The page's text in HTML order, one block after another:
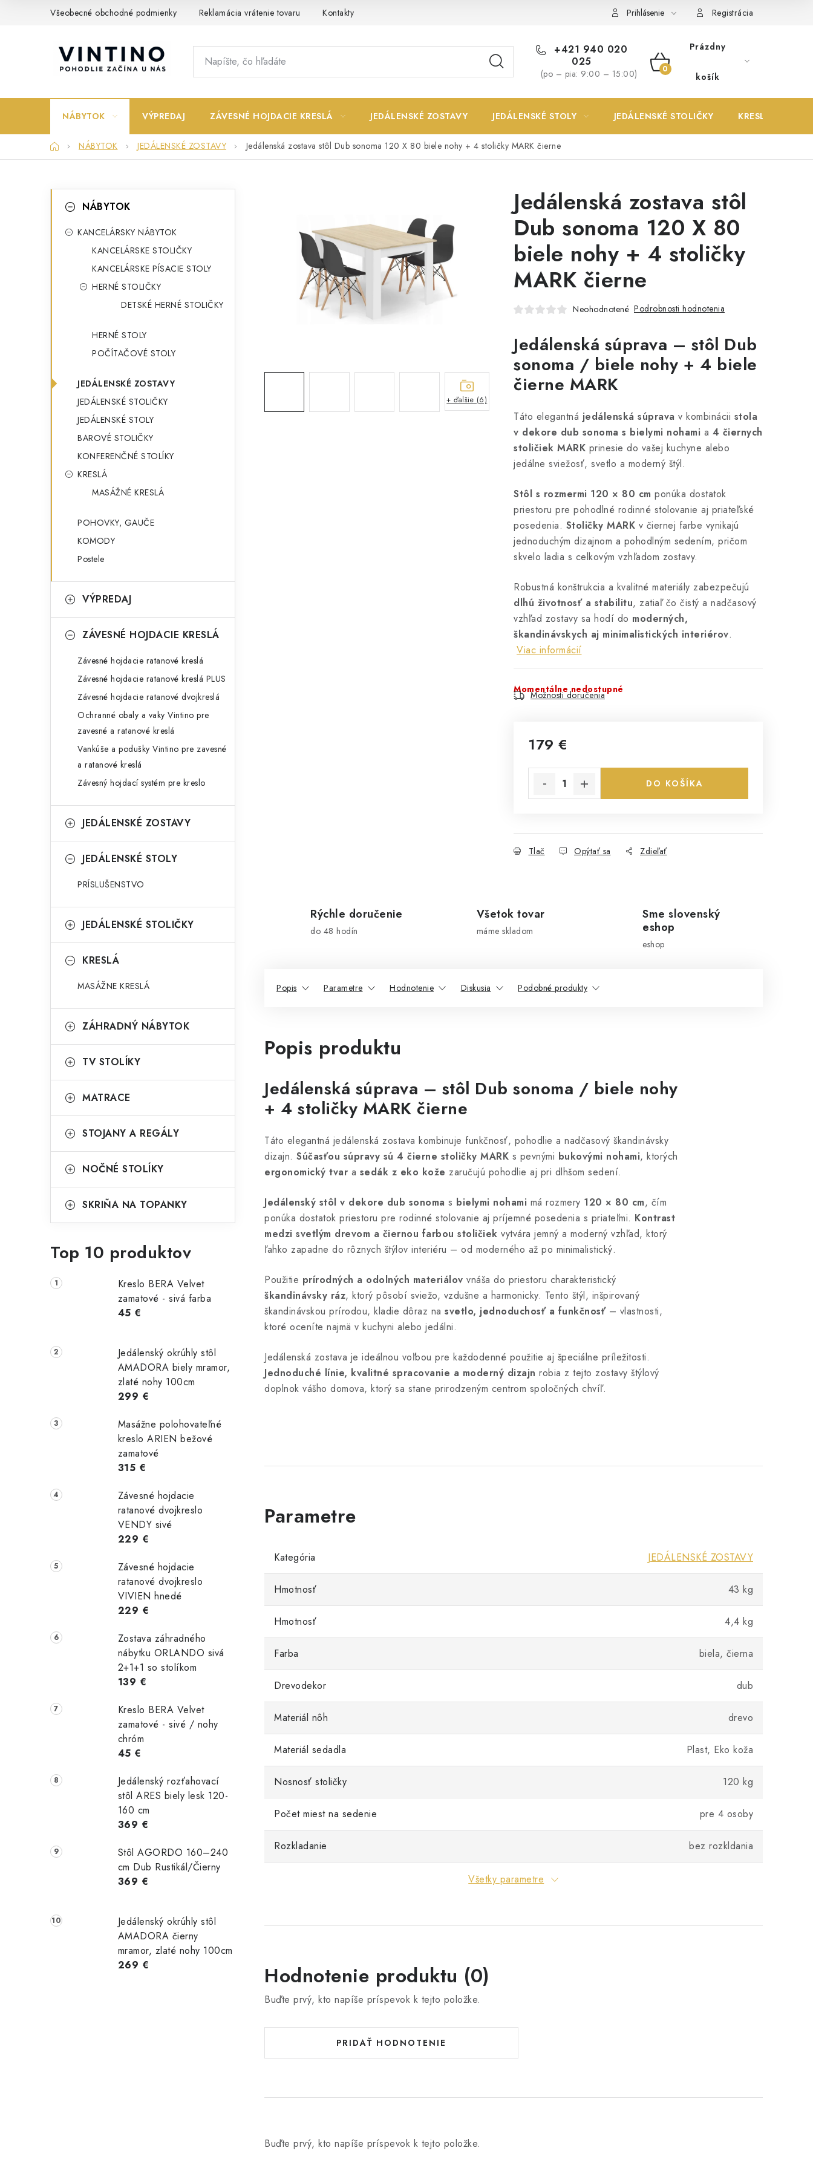
Všeobecné obchodné podmienky Reklamácia vrátenie tovaru Kontakty Prihlásenie Registrácia
+421 940 020
025
(po – pia: 9:00 – 15:00)
NÁKUPNÝ
Prázdny
košík
NÁBYTOK VÝPREDAJ ZÁVESNÉ HOJDACIE KRESLÁ JEDÁLENSKÉ ZOSTAVY JEDÁLENSKÉ STOLY JEDÁLENSKÉ STOLIČKY KRESLÁ
DomovNÁBYTOK JEDÁLENSKÉ ZOSTAVY Jedálenská zostava stôl Dub sonoma 120 X 80 biele nohy + 4 stoličky MARK čierne
e
kategórieNÁBYTOK
KANCELÁRSKY NÁBYTOK
KANCELÁRSKE STOLIČKY
KANCELÁRSKE PÍSACIE STOLY
HERNÉ STOLIČKY
DETSKÉ HERNÉ STOLIČKY
HERNÉ STOLY
POČÍTAČOVÉ STOLY
JEDÁLENSKÉ ZOSTAVY
JEDÁLENSKÉ STOLIČKY
JEDÁLENSKÉ STOLY
BAROVÉ STOLIČKY
KONFERENČNÉ STOLÍKY
KRESLÁ
MASÁŽNÉ KRESLÁ
POHOVKY, GAUČE
KOMODY
Postele
VÝPREDAJ
ZÁVESNÉ HOJDACIE KRESLÁ
Závesné hojdacie ratanové kreslá
Závesné hojdacie ratanové kreslá PLUS
Závesné hojdacie ratanové dvojkreslá
Ochranné obaly a vaky Vintino pre
zavesné a ratanové kreslá
Vankúše a podušky Vintino pre zavesné
a ratanové kreslá
Závesný hojdací systém pre kreslo
JEDÁLENSKÉ ZOSTAVY
JEDÁLENSKÉ STOLY
PRÍSLUŠENSTVO
JEDÁLENSKÉ STOLIČKY
KRESLÁ
MASÁŽNE KRESLÁ
ZÁHRADNÝ NÁBYTOK
TV STOLÍKY
MATRACE
STOJANY A REGÁLY
NOČNÉ STOLÍKY
SKRIŇA NA TOPANKY
Top 10 produktov
Kreslo BERA Velvet
zamatové - sivá farba
45 €
Jedálenský okrúhly stôl
AMADORA biely mramor,
zlaté nohy 100cm
299 €
Masážne polohovateľné
kreslo ARIEN bežové
zamatové
315 €
Závesné hojdacie
ratanové dvojkreslo
VENDY sivé
229 €
Závesné hojdacie
ratanové dvojkreslo
VIVIEN hnedé
229 €
Zostava záhradného
nábytku ORLANDO sivá
2+1+1 so stolíkom
139 €
Kreslo BERA Velvet
zamatové - sivé / nohy
chróm
45 €
Jedálenský rozťahovací
stôl ARES biely lesk 120-
160 cm
369 €
Stôl AGORDO 160–240
cm Dub Rustikál/Čierny
369 €
Jedálenský okrúhly stôl
AMADORA čierny
mramor, zlaté nohy 100cm
269 €
Jedálenská zostava stôl
Dub sonoma 120 X 80
biele nohy + 4 stoličky
MARK čierne
Neohodnotené Podrobnosti hodnotenia
Jedálenská súprava – stôl Dub
sonoma / biele nohy + 4 biele
čierne MARK
Táto elegantná jedálenská súprava v kombinácii stola
v dekore dub sonoma s bielymi nohami a 4 čiernych
stoličiek MARK prinesie do vašej kuchyne alebo
jedálne sviežosť, svetlo a moderný štýl.
Stôl s rozmermi 120 × 80 cm ponúka dostatok
priestoru pre pohodlné rodinné stolovanie aj priateľské
posedenia. Stoličky MARK v čiernej farbe vynikajú
jednoduchým dizajnom a pohodlným sedením, pričom
skvelo ladia s celkovým vzhľadom zostavy.
Robustná konštrukcia a kvalitné materiály zabezpečujú
dlhú životnosť a stabilitu, zatiaľ čo čistý a nadčasový
vzhľad zostavy sa hodí do moderných,
škandinávskych aj minimalistických interiérov.
Viac informácií
Momentálne nedostupné
Možnosti doručenia
179 €
DO KOŠÍKA
Tlač Opýtať sa Zdieľať
+ ďalšie (6)
Rýchle doručenie
do 48 hodín
Všetok tovar
máme skladom
Sme slovenský
eshop
eshop
Popis Parametre Hodnotenie Diskusia Podobné produkty
Popis produktu
Jedálenská súprava – stôl Dub sonoma / biele nohy
+ 4 stoličky MARK čierne
Táto elegantná jedálenská zostava kombinuje funkčnosť, pohodlie a nadčasový škandinávsky
dizajn. Súčasťou súpravy sú 4 čierne stoličky MARK s pevnými bukovými nohami, ktorých
ergonomický tvar a sedák z eko kože zaručujú pohodlie aj pri dlhšom sedení.
Jedálenský stôl v dekore dub sonoma s bielymi nohami má rozmery 120 × 80 cm, čím
ponúka dostatok priestoru pre rodinné stolovanie aj príjemné posedenia s priateľmi. Kontrast
medzi svetlým drevom a čiernou farbou stoličiek vytvára jemný a moderný vzhľad, ktorý
ľahko zapadne do rôznych štýlov interiéru – od moderného až po minimalistický.
Použitie prírodných a odolných materiálov vnáša do priestoru charakteristický
škandinávsky ráz, ktorý pôsobí sviežo, vzdušne a harmonicky. Tento štýl, inšpirovaný
škandinávskou prírodou, kladie dôraz na svetlo, jednoduchosť a funkčnosť– vlastnosti,
ktoré oceníte najmä v kuchyni alebo jedálni.
Jedálenská zostava je ideálnou voľbou pre každodenné použitie aj špeciálne príležitosti.
Jednoduché línie, kvalitné spracovanie a moderný dizajn robia z tejto zostavy štýlový
doplnok vášho domova, ktorý sa stane prirodzeným centrom spoločných chvíľ.
Kategória JEDÁLENSKÉ ZOSTAVY
Hmotnosť 43 kg
Hmotnosť 4,4 kg
Farba biela, čierna
Drevodekor dub
Materiál nôh drevo
Materiál sedadla Plast, Eko koža
Nosnosť stoličky 120 kg
Počet miest na sedenie pre 4 osoby
Rozkladanie bez rozkldania
Všetky parametre
Hodnotenie produktu (0)
Buďte prvý, kto napíše príspevok k tejto položke.
PRIDAŤ HODNOTENIE
Buďte prvý, kto napíše príspevok k tejto položke.